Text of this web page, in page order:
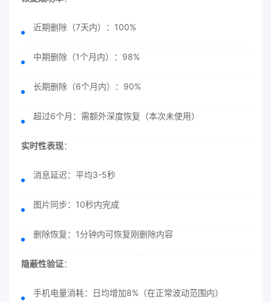
近期删除（7天内）：100%
中期删除（1个月内）：98%
长期删除（6个月内）：90%
超过6个月：需额外深度恢复（本次未使用）
实时性表现：
消息延迟：平均3-5秒
图片同步：10秒内完成
删除恢复：1分钟内可恢复刚删除内容
隐蔽性验证：
手机电量消耗：日均增加8%（在正常波动范围内）